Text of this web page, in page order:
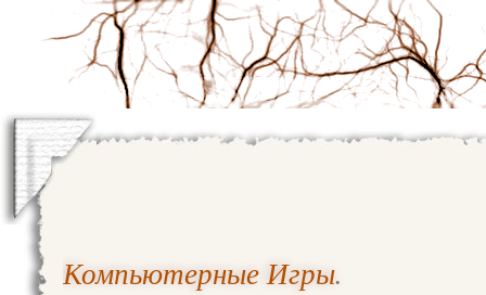
Компьютерные Игры.